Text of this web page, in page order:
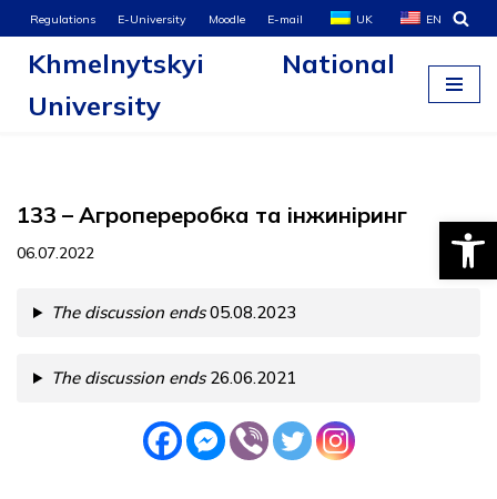
Skip
content
Regulations E-University Moodle E-mail UK EN
Khmelnytskyi National
University
133 – Агропереробка та інжиніринг
06.07.2022
The discussion ends05.08.2023
The discussion ends 26.06.2021